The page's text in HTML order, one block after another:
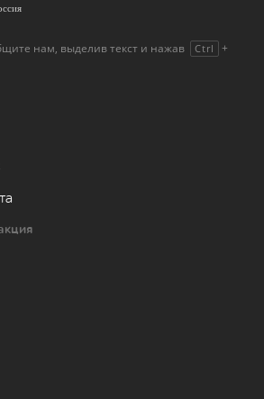
нам, выделив текст и нажав Ctrl +